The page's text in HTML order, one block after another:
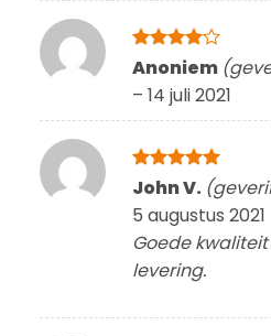
Gewaardeerd
Anoniem
– 14 juli 2021
Gewaardeerd
John V.
5 augustus 2021
Goede
levering.